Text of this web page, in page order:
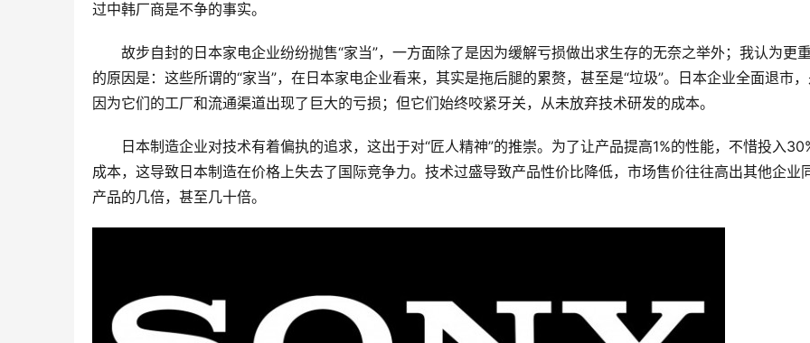
过中韩厂商是不争的事实。
故步自封的日本家电企业纷纷抛售“家当”，一方面除了是因为缓解亏损做出求生存的无奈之举外；我认为更
的原因是：这些所谓的“家当”，在日本家电企业看来，其实是拖后腿的累赘，甚至是“垃圾”。日本企业全面退市
因为它们的工厂和流通渠道出现了巨大的亏损；但它们始终咬紧牙关，从未放弃技术研发的成本。
日本制造企业对技术有着偏执的追求，这出于对“匠人精神”的推崇。为了让产品提高1%的性能，不惜投入
成本，这导致日本制造在价格上失去了国际竞争力。技术过盛导致产品性价比降低，市场售价往往高出其他企业
产品的几倍，甚至几十倍。